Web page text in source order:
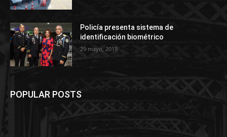
Policía presenta sistema de
identificación biométrico
29 mayo, 2019
POPULAR POSTS